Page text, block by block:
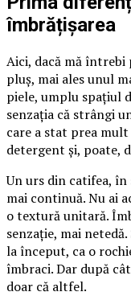
îmbrățișarea
Aici, dacă mă întrebi
pluș, mai ales unul
piele, umplu spațiul
senzația că strângi
care a stat prea
detergent și, poate,
Un urs din catifea,
mai continuă. Nu ai
o textură unitară.
senzație, mai
la început, ca o
îmbraci. Dar după
doar că altfel.